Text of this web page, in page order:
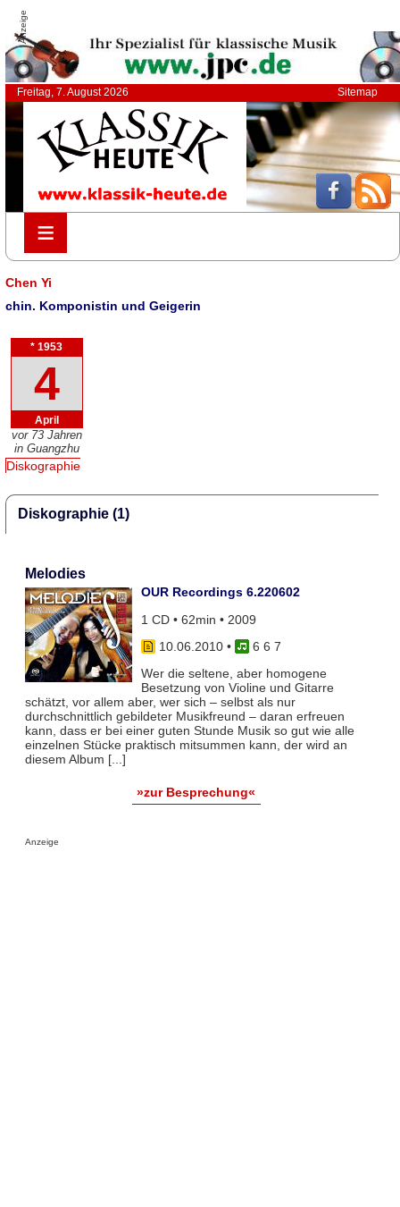
Anzeige
Freitag, 7. August 2026 Sitemap
≡
≡
Chen Yi
chin. Komponistin und Geigerin
* 1953
4
April
vor 73 Jahren
in Guangzhu
Diskographie
Diskographie (1)
Melodies
OUR Recordings 6.220602
1 CD • 62min • 2009
10.06.2010•
6 6 7
Wer die seltene, aber homogene
Besetzung von Violine und Gitarre
schätzt, vor allem aber, wer sich – selbst als nur
durchschnittlich gebildeter Musikfreund – daran erfreuen
kann, dass er bei einer guten Stunde Musik so gut wie alle
einzelnen Stücke praktisch mitsummen kann, der wird an
diesem Album [...]
»zur Besprechung«
Anzeige